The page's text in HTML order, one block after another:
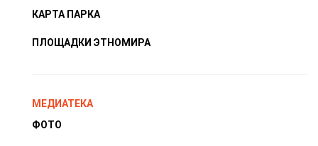
КАРТА ПАРКА
ПЛОЩАДКИ ЭТНОМИРА
МЕДИАТЕКА
ФОТО